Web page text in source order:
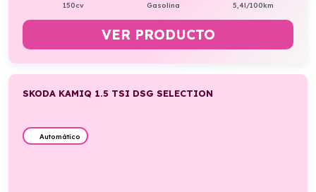
150cv Gasolina 5,4l/100km
VER PRODUCTO
SKODA KAMIQ 1.5 TSI DSG SELECTION
Automático